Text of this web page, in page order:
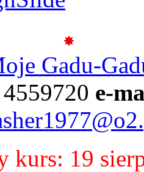
Gadu-
e-
kurs: 19